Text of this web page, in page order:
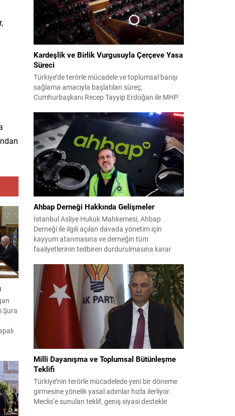
Şura
Hava
Kardeşlik ve Birlik Vurgusuyla Çerçeve Yasa
Süreci
Türkiye’de terörle mücadele ve toplumsal barışı
sağlama amacıyla başlatılan süreç,
Cumhurbaşkanı Recep Tayyip Erdoğan ile MHP
bir döneme girdi. Yaklaşık iki yıldır devam eden
çalışmaların ardından şimdi sürecin yasal zemini,
12 maddelik bir çerçeve yasa ile şekillendiriliyor.
Bugün komisyonda görüşülecek olan bu yasa
taslağı,...
Ahbap Derneği Hakkında Gelişmeler
İstanbul Asliye Hukuk Mahkemesi, Ahbap
Derneği ile ilgili açılan davada yönetim için
kayyum atanmasına ve derneğin tüm
faaliyetlerinin tedbiren durdurulmasına karar
kararı verilmiş olup son adım doğrudan yönetime
ilişkin bir tedbir niteliği taşıyor. İstanbul Emniyet
Müdürlüğü Mali Suçlarla Mücadele Şube
Müdürlüğü ve İstanbul...
Milli Dayanışma ve Toplumsal Bütünleşme
Teklifi
Türkiye’nin terörle mücadelede yeni bir döneme
girmesine yönelik yasal adımlar hızla ilerliyor.
Meclis’e sunulan teklif, geniş siyasi destekle